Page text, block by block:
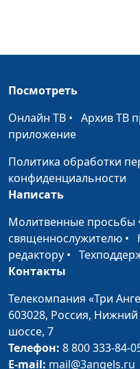
Вся ли власть от Бога?
Человеколюбивый и
Многомилостивый
Какие благословения
обещает нам в
Посмотреть
Онлайн ТВ • Архив ТВ
приложение
Политика обработки
конфиденциальности
Написать
Молитвенные просьбы
священнослужителю •
редактору •
Контакты
Телекомпания «Три
603028, Россия,
шоссе, 7
Телефон: 8 800 333-84-
E-mail: mail@3angels.ru